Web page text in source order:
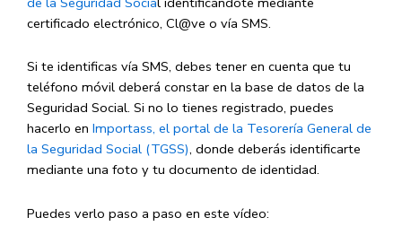
certificado electrónico, Cl@ve o vía SMS.
Si te identificas vía SMS, debes tener en cuenta que tu
teléfono móvil deberá constar en la base de datos de la
Seguridad Social. Si no lo tienes registrado, puedes
hacerlo en Importass, el portal de la Tesorería General de
la Seguridad Social (TGSS), donde deberás identificarte
mediante una foto y tu documento de identidad.
Puedes verlo paso a paso en este vídeo: